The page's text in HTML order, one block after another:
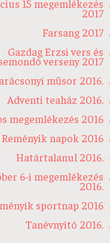
15 megemlékezés
2017
Farsang 2017
Gazdag Erzsi vers és
verseny 2017
műsor 2016.
Adventi teaház 2016.
megemlékezés 2016
Reményik napok 2016
Határtalanul 2016.
6-i megemlékezés
2016.
sportnap 2016
Tanévnyitó 2016.